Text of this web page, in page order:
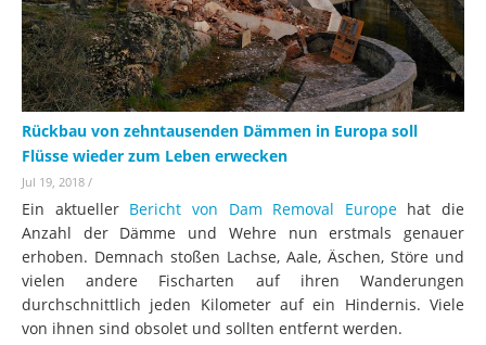
Rückbau von zehntausenden Dämmen in Europa soll
Flüsse wieder zum Leben erwecken
Jul 19, 2018 /
Ein aktueller Bericht von Dam Removal Europehat die
Anzahl der Dämme und Wehre nun erstmals genauer
erhoben. Demnach stoßen Lachse, Aale, Äschen, Störe und
vielen andere Fischarten auf ihren Wanderungen
durchschnittlich jeden Kilometer auf ein Hindernis. Viele
von ihnen sind obsolet und sollten entfernt werden.